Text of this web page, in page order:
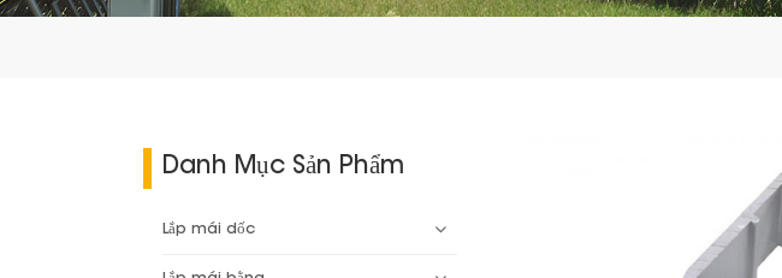
Danh Mục Sản Phẩm
Lắp mái dốc